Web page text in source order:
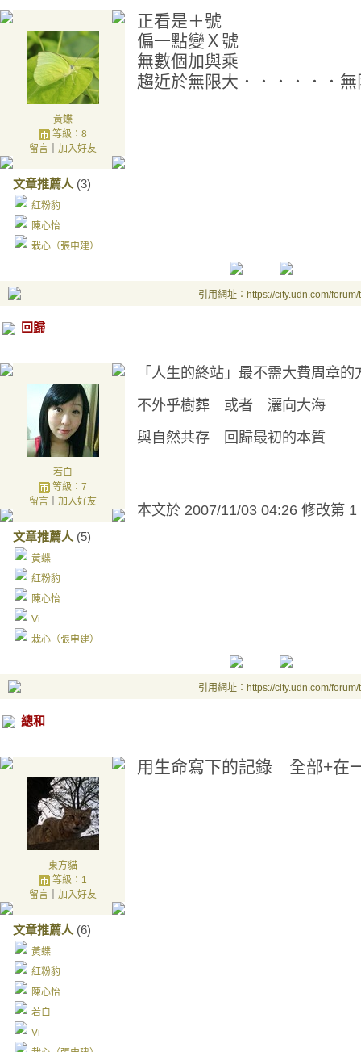
黃蝶
等級：8
留言｜ 加入好友
文章推薦人 (3)
紅粉豹
陳心怡
栽心（張申建）
正看是＋號
偏一點變Ｘ號
無數個加與乘
趨近於無限大．．．．．．
引用網址：https://city.udn.com/
回歸
若白
等級：7
留言｜ 加入好友
文章推薦人 (5)
黃蝶
紅粉豹
陳心怡
Vi
栽心（張申建）
「人生的終站」最不需大費周章的
不外乎樹葬 或者 灑向大海
與自然共存
回歸最初的本質
本文於 2007/11/03 04:26 修改第 1
引用網址：https://city.udn.com/
總和
東方貓
等級：1
留言｜ 加入好友
文章推薦人 (6)
黃蝶
紅粉豹
陳心怡
若白
Vi
用生命寫下的記錄 全部+在